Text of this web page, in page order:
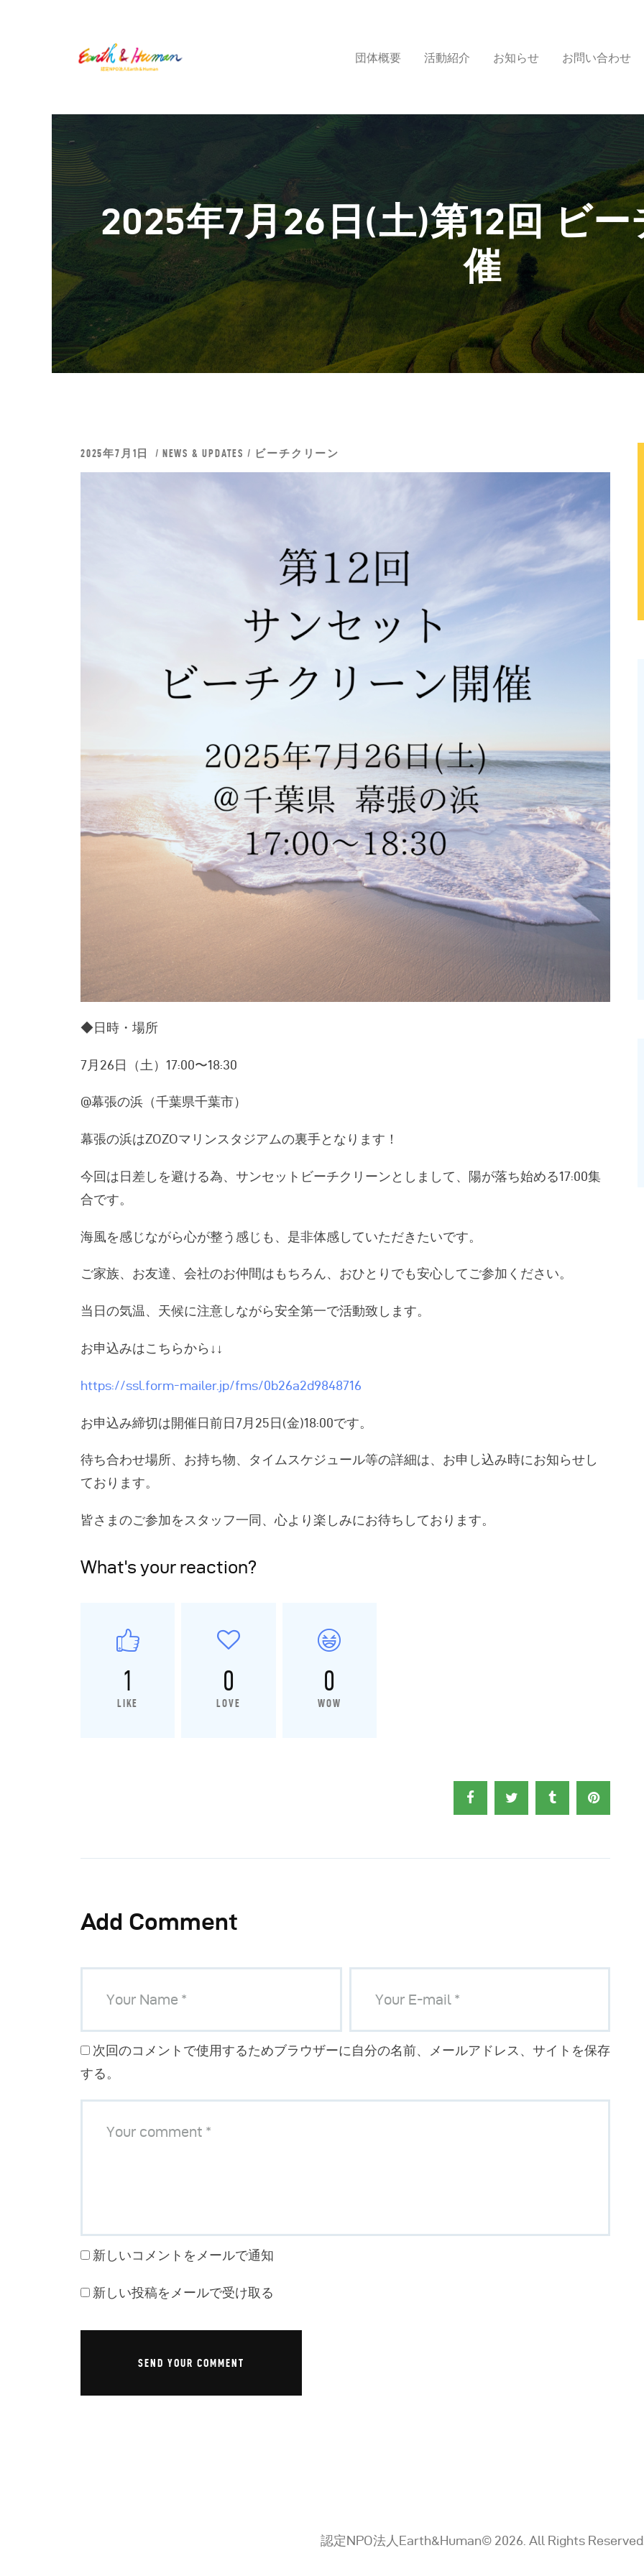
団体概要 活動紹介 お知らせ お問い合わせ
2025年7月26日(土)第12回 ビ
催
団体概要
活動紹介
お知らせ
お問い合わせ
ショップ
2025年7月1日 NEWS & UPDATES / ビーチクリーン
◆日時・場所
7月26日（土）17:00〜18:30
@幕張の浜（千葉県千葉市）
幕張の浜はZOZOマリンスタジアムの裏手となります！
今回は日差しを避ける為、サンセットビーチクリーンとしまして、陽が落ち始める17:00集
合です。
海風を感じながら心が整う感じも、是非体感していただきたいです。
ご家族、お友達、会社のお仲間はもちろん、おひとりでも安心してご参加ください。
当日の気温、天候に注意しながら安全第一で活動致します。
お申込みはこちらから↓↓
https://ssl.form-mailer.jp/fms/0b26a2d9848716
お申込み締切は開催日前日7月25日(金)18:00です。
待ち合わせ場所、お持ち物、タイムスケジュール等の詳細は、お申し込み時にお知らせし
ております。
皆さまのご参加をスタッフ一同、心より楽しみにお待ちしております。
What's your reaction?
1
LIKE
0
LOVE
0
WOW
Add Comment
次回のコメントで使用するためブラウザーに自分の名前、メールアドレス、サイトを保存
する。
新しいコメントをメールで通知
新しい投稿をメールで受け取る
認定NPO法人Earth&Human© 2026. All Rights Reserved.